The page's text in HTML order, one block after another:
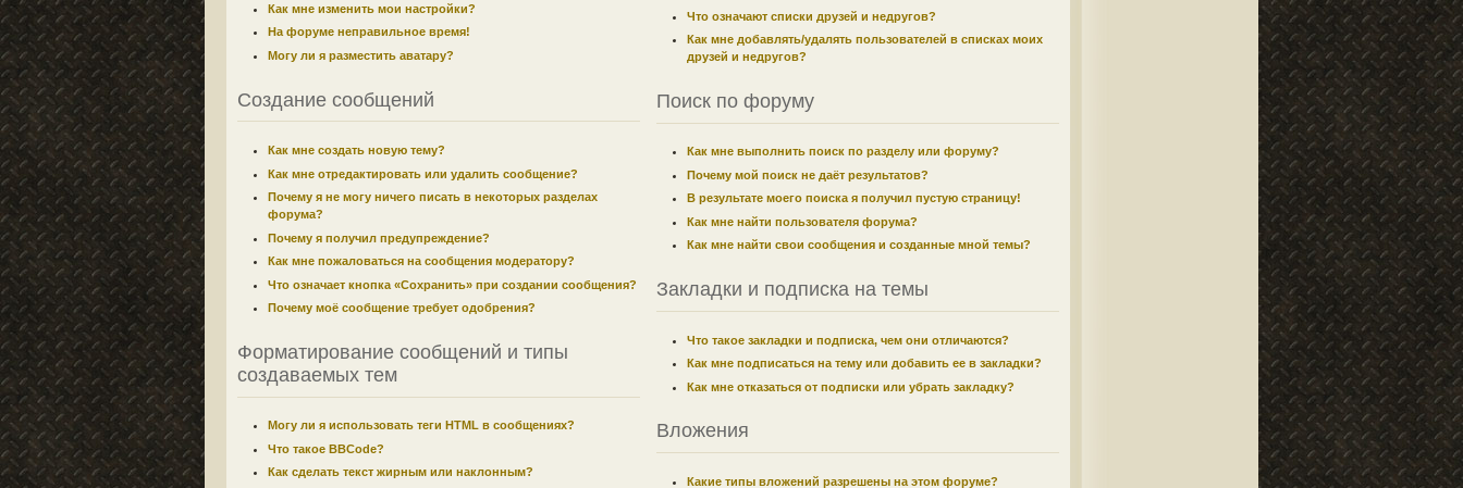
Как мне изменить мои настройки?
На форуме неправильное время!
Могу ли я разместить аватару?
Создание сообщений
Как мне создать новую тему?
Как мне отредактировать или удалить сообщение?
Почему я не могу ничего писать в некоторых разделах
форума?
Почему я получил предупреждение?
Как мне пожаловаться на сообщения модератору?
Что означает кнопка «Сохранить» при создании сообщения?
Почему моё сообщение требует одобрения?
Форматирование сообщений и типы
создаваемых тем
Могу ли я использовать теги HTML в сообщениях?
Что такое BBCode?
Как сделать текст жирным или наклонным?
Что означают списки друзей и недругов?
Как мне добавлять/удалять пользователей в списках моих
друзей и недругов?
Поиск по форуму
Как мне выполнить поиск по разделу или форуму?
Почему мой поиск не даёт результатов?
В результате моего поиска я получил пустую страницу!
Как мне найти пользователя форума?
Как мне найти свои сообщения и созданные мной темы?
Закладки и подписка на темы
Что такое закладки и подписка, чем они отличаются?
Как мне подписаться на тему или добавить ее в закладки?
Как мне отказаться от подписки или убрать закладку?
Вложения
Какие типы вложений разрешены на этом форуме?